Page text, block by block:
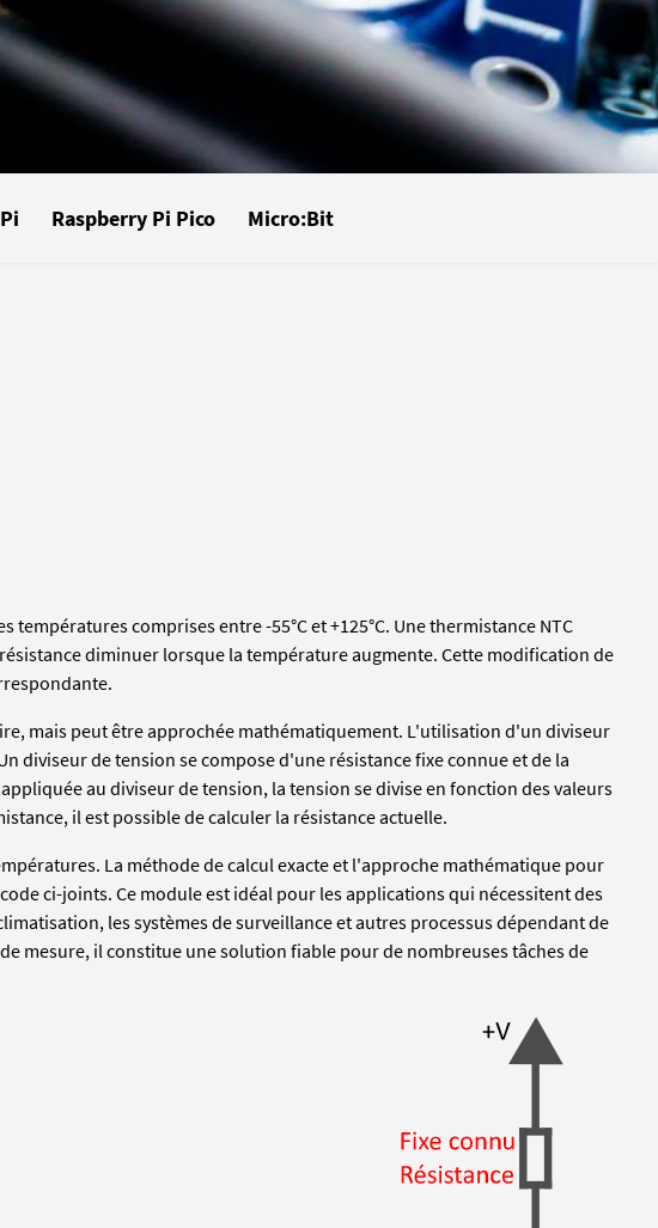
Raspberry Pi Pico Micro:Bit
comprises entre -55°C et +125°C. Une thermistance NTC
diminuer lorsque la température augmente. Cette modification de
mais peut être approchée mathématiquement. L'utilisation d'un diviseur
diviseur de tension se compose d'une résistance fixe connue et de la
au diviseur de tension, la tension se divise en fonction des valeurs
il est possible de calculer la résistance actuelle.
La méthode de calcul exacte et l'approche mathématique pour
ci-joints. Ce module est idéal pour les applications qui nécessitent des
les systèmes de surveillance et autres processus dépendant de
mesure, il constitue une solution fiable pour de nombreuses tâches de